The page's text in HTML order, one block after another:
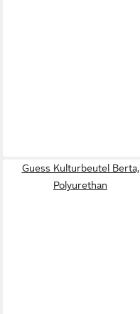
Guess Kulturbeutel Berta,
Polyurethan